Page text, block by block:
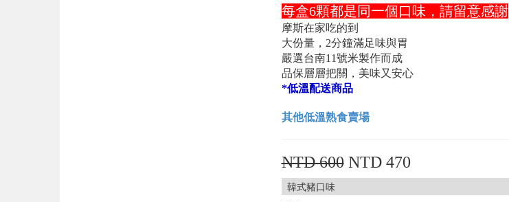
每盒6顆都是同一個口味，請留意感謝
摩斯在家吃的到
大份量，2分鐘滿足味與胃
嚴選台南11號米製作而成
品保層層把關，美味又安心
*低溫配送商品
其他低溫熟食賣場
NTD 600NTD 470